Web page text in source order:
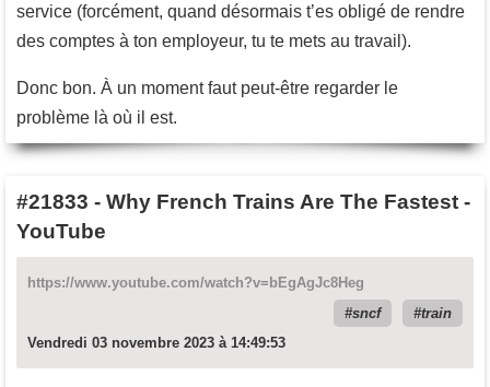
service (forcément, quand désormais t’es obligé de rendre
des comptes à ton employeur, tu te mets au travail).
Donc bon. À un moment faut peut-être regarder le
problème là où il est.
#21833 - Why French Trains Are The Fastest -
YouTube
https://www.youtube.com/watch?v=bEgAgJc8Heg
sncf
train
Vendredi 03 novembre 2023 à 14:49:53